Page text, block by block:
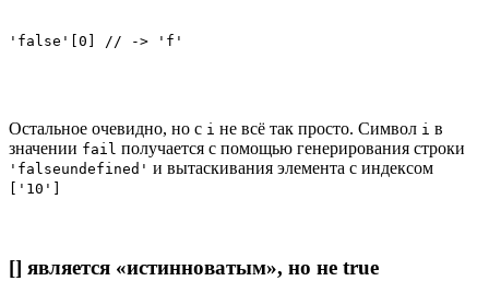
'false'[0] // -> 'f'
Остальное очевидно, но с i не всё так просто. Символ i в
значении fail получается с помощью генерирования строки
'falseundefined' и вытаскивания элемента с индексом
['10']
[] является «истинноватым», но не true